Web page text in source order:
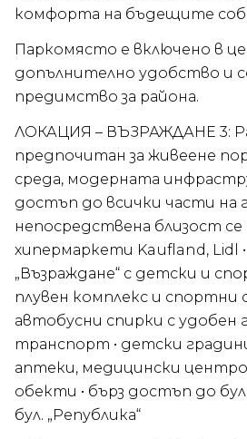
комфорта на бъдещите
Паркомясто е включено в
допълнително удобство и
предимство за района.
ЛОКАЦИЯ – ВЪЗРАЖДАНЕ 3:
предпочитан за живеене
среда, модерната
достъп до всички части на
непосредствена близост се
хипермаркети Kaufland, Lidl
„Възраждане“ с детски и
плувен комплекс и спортни
автобусни спирки с удобен
транспорт • детски
аптеки, медицински
обекти • бърз достъп до
бул. „Република“